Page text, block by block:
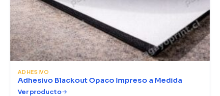
ADHESIVO
Adhesivo Blackout Opaco Impreso a Medida
Ver producto